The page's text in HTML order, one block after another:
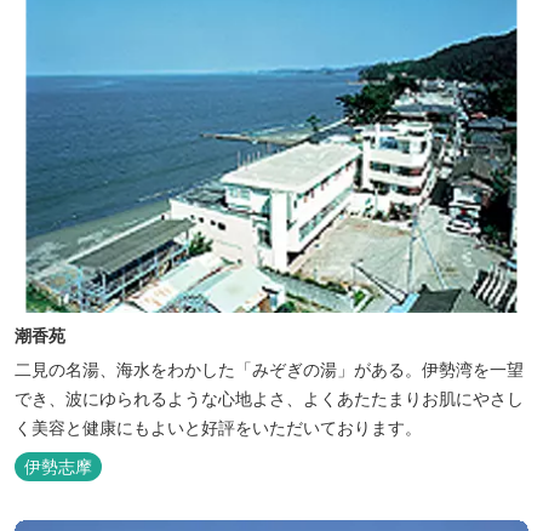
潮香苑
二見の名湯、海水をわかした「みぞぎの湯」がある。伊勢湾を一望
でき、波にゆられるような心地よさ、よくあたたまりお肌にやさし
く美容と健康にもよいと好評をいただいております。
伊勢志摩